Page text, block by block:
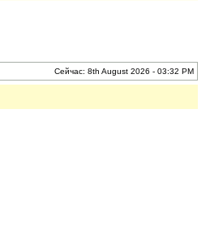
Сейчас: 8th August 2026 - 03:32 PM